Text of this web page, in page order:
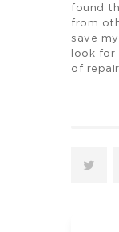
found
from
save
look for
of